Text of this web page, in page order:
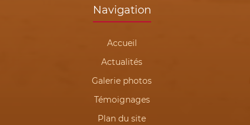
Navigation
Accueil
Actualités
Galerie photos
Témoignages
Plan du site